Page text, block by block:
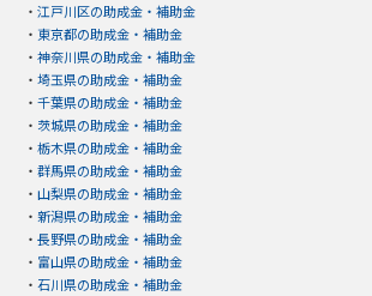
・ 江戸川区の助成金・補助金
・ 東京都の助成金・補助金
・ 神奈川県の助成金・補助金
・ 埼玉県の助成金・補助金
・ 千葉県の助成金・補助金
・ 茨城県の助成金・補助金
・ 栃木県の助成金・補助金
・ 群馬県の助成金・補助金
・ 山梨県の助成金・補助金
・ 新潟県の助成金・補助金
・ 長野県の助成金・補助金
・ 富山県の助成金・補助金
・ 石川県の助成金・補助金